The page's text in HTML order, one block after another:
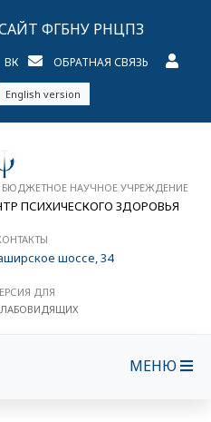
ФГБНУ РНЦПЗ
ВК ОБРАТНАЯ СВЯЗЬ
English version
БЮДЖЕТНОЕ НАУЧНОЕ УЧРЕЖДЕНИЕ
ПСИХИЧЕСКОГО ЗДОРОВЬЯ
шоссе, 34
ДЛЯ
МЕНЮ